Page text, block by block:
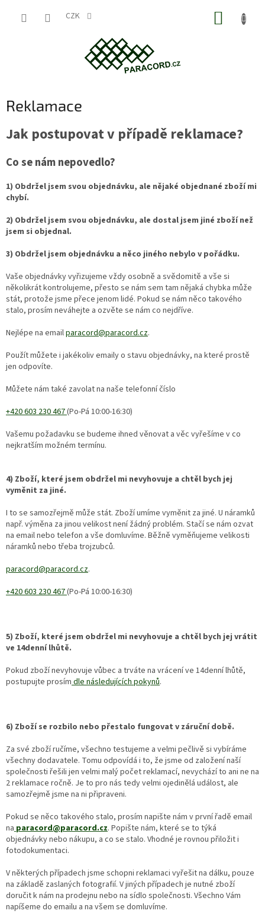
CZK
Reklamace
Jak postupovat v případě reklamace?
Co se nám nepovedlo?
1) Obdržel jsem svou objednávku, ale nějaké objednané zboží mi
chybí.
2) Obdržel jsem svou objednávku, ale dostal jsem jiné zboží než
jsem si objednal.
3) Obdržel jsem objednávku a něco jiného nebylo v pořádku.
Vaše objednávky vyřizujeme vždy osobně a svědomitě a vše si
několikrát kontrolujeme, přesto se nám sem tam nějaká chybka může
stát, protože jsme přece jenom lidé. Pokud se nám něco takového
stalo, prosím neváhejte a ozvěte se nám co nejdříve.
Nejlépe na emailparacord@paracord.cz.
Použít můžete i jakékoliv emaily o stavu objednávky, na které prostě
jen odpovíte.
Můžete nám také zavolat na naše telefonní číslo
+420 603 230 467(Po-Pá 10:00-16:30)
Vašemu požadavku se budeme ihned věnovat a věc vyřešíme v co
nejkratším možném termínu.
4) Zboží, které jsem obdržel mi nevyhovuje a chtěl bych jej
vyměnit za jiné.
I to se samozřejmě může stát. Zboží umíme vyměnit za jiné. U náramků
např. výměna za jinou velikost není žádný problém. Stačí se nám ozvat
na email nebo telefon a vše domluvíme. Běžně vyměňujeme velikosti
náramků nebo třeba trojzubců.
paracord@paracord.cz.
+420 603 230 467(Po-Pá 10:00-16:30)
5) Zboží, které jsem obdržel mi nevyhovuje a chtěl bych jej vrátit
ve 14denní lhůtě.
Pokud zboží nevyhovuje vůbec a trváte na vrácení ve 14denní lhůtě,
postupujte prosím dle následujících pokynů.
6) Zboží se rozbilo nebo přestalo fungovat v záruční době.
Za své zboží ručíme, všechno testujeme a velmi pečlivě si vybíráme
všechny dodavatele. Tomu odpovídá i to, že jsme od založení naší
společnosti řešili jen velmi malý počet reklamací, nevychází to ani ne na
2 reklamace ročně. Je to pro nás tedy velmi ojedinělá událost, ale
samozřejmě jsme na ni připraveni.
Pokud se něco takového stalo, prosím napište nám v první řadě email
na paracord@paracord.cz. Popište nám, které se to týká
objednávky nebo nákupu, a co se stalo. Vhodné je rovnou přiložit i
fotodokumentaci.
V některých případech jsme schopni reklamaci vyřešit na dálku, pouze
na základě zaslaných fotografií. V jiných případech je nutné zboží
doručit k nám na prodejnu nebo na sídlo společnosti. Všechno Vám
napíšeme do emailu a na všem se domluvíme.